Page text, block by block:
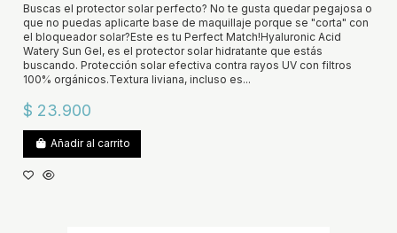
Buscas el protector solar perfecto? No te gusta quedar pegajosa o
que no puedas aplicarte base de maquillaje porque se "corta" con
el bloqueador solar?Este es tu Perfect Match!Hyaluronic Acid
Watery Sun Gel, es el protector solar hidratante que estás
buscando. Protección solar efectiva contra rayos UV con filtros
100% orgánicos.Textura liviana, incluso es...
$ 23.900
Añadir al carrito